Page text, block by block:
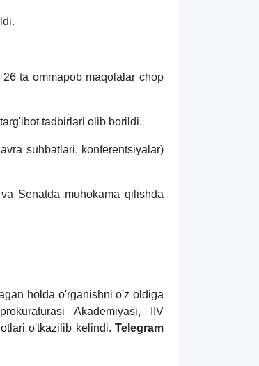
ta ommapob maqolalar chop
tadbirlari olib borildi.
suhbatlari, konferentsiyalar)
Senatda muhokama qilishda
holda o'rganishni o'z oldiga
Akademiyasi, IIV
o'tkazilib kelindi. Telegram